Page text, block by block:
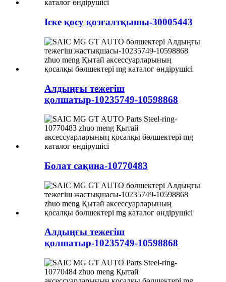
Іске қосу қозғалтқышы-30005443
Алдыңғы тежегіш
қолшатыр-10235749-10598868
Болат сақина-10770483
Алдыңғы тежегіш
қолшатыр-10235749-10598868